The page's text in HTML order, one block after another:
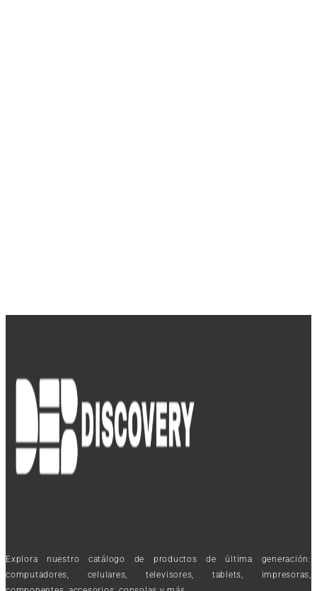
Explora nuestro catálogo de productos de última generación:
computadores, celulares, televisores, tablets, impresoras,